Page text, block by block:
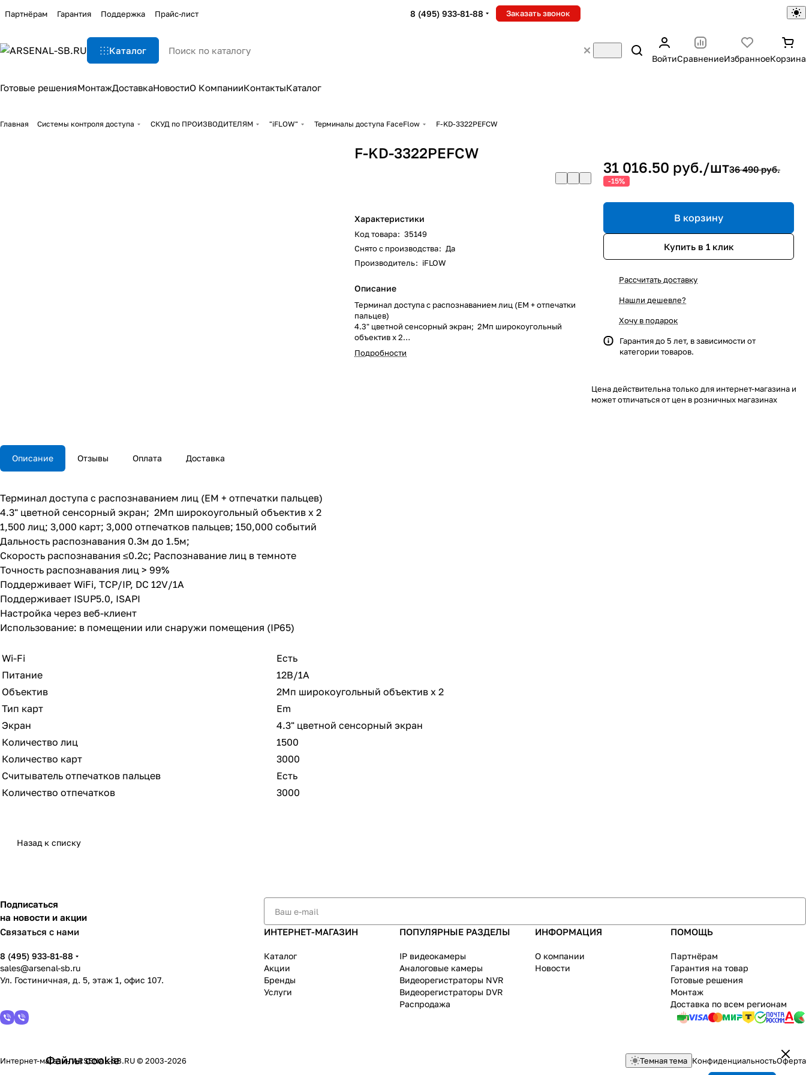
Партнёрам Гарантия Поддержка Прайс-лист 8 (495) 933-81-88 Заказать звонок
Каталог
ВойтиСравнениеИзбранноеКорзина
Готовые решенияМонтажДоставкаНовостиО КомпанииКонтактыКаталог
Главная Системы контроля доступа СКУД по ПРОИЗВОДИТЕЛЯМ "iFLOW" Терминалы доступа FaceFlow F-KD-3322PEFCW
F-KD-3322PEFCW
Характеристики
Код товара: 35149
Снято с производства: Да
Производитель: iFLOW
Описание
Терминал доступа с распознаванием лиц (EM + отпечатки
пальцев)
4.3" цветной сенсорный экран; 2Мп широкоугольный
объектив x 2
1,500 лиц; 3,000 карт; 3,000 отпечатков пальцев; 150,000
событий
Подробности
31 016.50 руб./шт36 490 руб.
-15%
В корзину
Купить в 1 клик
Рассчитать доставку
Нашли дешевле?
Хочу в подарок
Гарантия до 5 лет, в зависимости от
категории товаров.
Цена действительна только для интернет-магазина и
может отличаться от цен в розничных магазинах
Описание Отзывы Оплата Доставка
Терминал доступа с распознаванием лиц (EM + отпечатки пальцев)
4.3" цветной сенсорный экран; 2Мп широкоугольный объектив x 2
1,500 лиц; 3,000 карт; 3,000 отпечатков пальцев; 150,000 событий
Дальность распознавания 0.3м до 1.5м;
Скорость распознавания ≤0.2с; Распознавание лиц в темноте
Точность распознавания лиц > 99%
Поддерживает WiFi, TCP/IP, DC 12V/1A
Поддерживает ISUP5.0, ISAPI
Настройка через веб-клиент
Использование: в помещении или снаружи помещения (IP65)
Wi-Fi
Есть
Питание
12В/1А
Объектив
2Мп широкоугольный объектив x 2
Тип карт
Em
Экран
4.3" цветной сенсорный экран
Количество лиц
1500
Количество карт
3000
Считыватель отпечатков пальцев
Есть
Количество отпечатков
3000
Назад к списку
Подписаться
на новости и акции
Связаться с нами
8 (495) 933-81-88
sales@arsenal-sb.ru
Ул. Гостиничная, д. 5, этаж 1, офис 107.
ИНТЕРНЕТ-МАГАЗИН
Каталог
Акции
Бренды
Услуги
ПОПУЛЯРНЫЕ РАЗДЕЛЫ
IP видеокамеры
Аналоговые камеры
Видеорегистраторы NVR
Видеорегистраторы DVR
Распродажа
ИНФОРМАЦИЯ
О компании
Новости
ПОМОЩЬ
Партнёрам
Гарантия на товар
Готовые решения
Монтаж
Доставка по всем регионам
Интернет-магазин ARSENAL-SB.RU © 2003-2026 Темная тема КонфиденциальностьОферта
Файлы cookie